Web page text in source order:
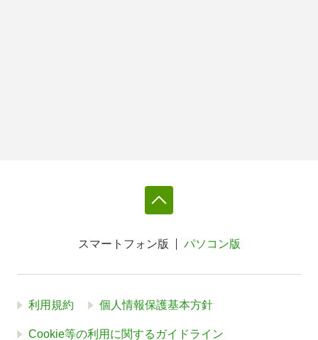
スマートフォン版 パソコン版
利用規約 個人情報保護基本方針
Cookie等の利用に関するガイドライン